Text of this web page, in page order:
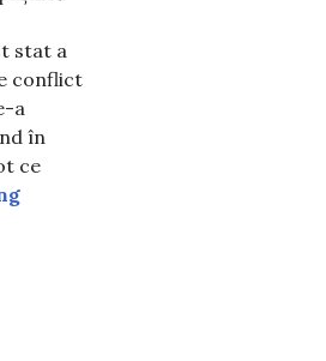
la ce riscuri se expun, de fapt
Tu le știai?
stat a
conflict
a
în
ce
Cea mai pașnică țară din